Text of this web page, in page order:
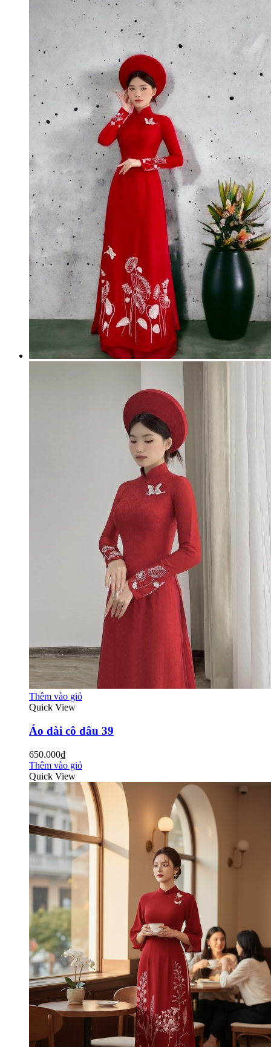
Thêm vào giỏ
Quick View
Áo dài cô dâu 39
650.000₫
Thêm vào giỏ
Quick View